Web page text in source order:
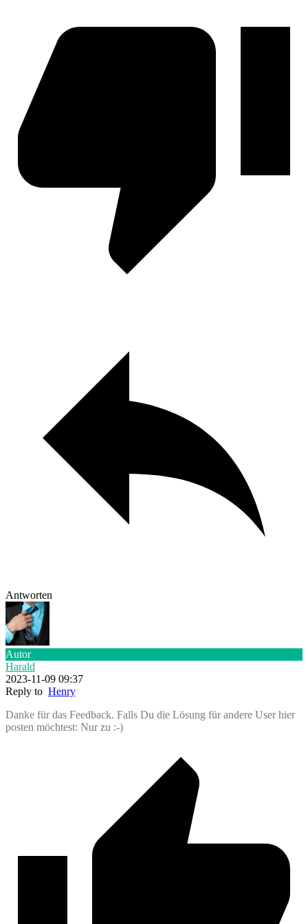
Antworten
Autor
Harald
2023-11-09 09:37
Reply to Henry
Danke für das Feedback. Falls Du die Lösung für andere User hier
posten möchtest: Nur zu :-)